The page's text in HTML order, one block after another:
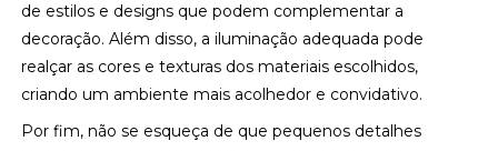
de estilos e designs que podem complementar a
decoração. Além disso, a iluminação adequada pode
realçar as cores e texturas dos materiais escolhidos,
criando um ambiente mais acolhedor e convidativo.
Por fim, não se esqueça de que pequenos detalhes